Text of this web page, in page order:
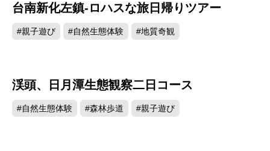
台南新化左鎮-ロハスな旅日帰りツアー
#親子遊び #自然生態体験 #地質奇観
渓頭、日月潭生態観察二日コース
#自然生態体験 #森林歩道 #親子遊び